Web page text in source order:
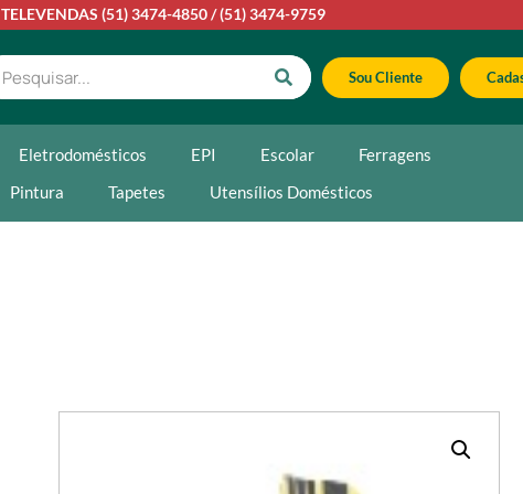
TELEVENDAS (51) 3474-4850/(51) 3474-9759
Sou Cliente
Eletrodomésticos EPI Escolar
Ferragens
Pintura Tapetes Utensílios Domésticos